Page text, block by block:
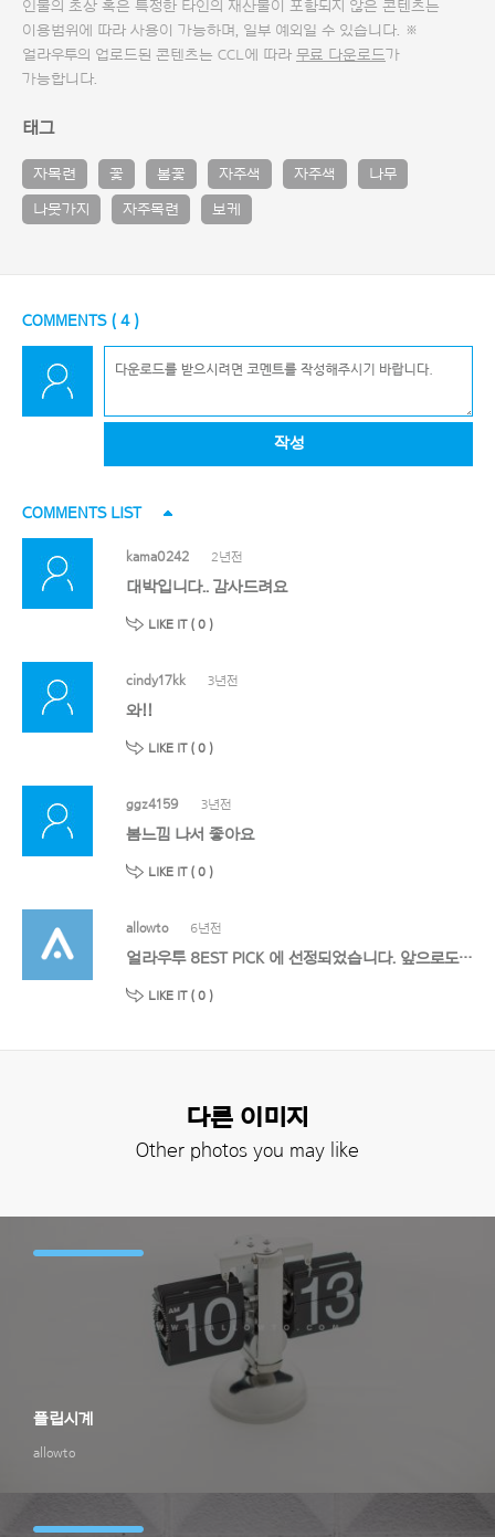
인물의 초상 혹은 특정한 타인의 재산물이 포함되지 않은 콘텐츠는
이용범위에 따라 사용이 가능하며, 일부 예외일 수 있습니다. ※
얼라우투의 업로드된 콘텐츠는 CCL에 따라 무료 다운로드가
가능합니다.
태그
자목련 꽃 봄꽃 자주색 자주색 나무
나뭇가지 자주목련 보케
COMMENTS ( 4)
작성
COMMENTS LIST
kama0242 2년전
대박입니다.. 감사드려요
LIKE IT ( 0 )
cindy17kk 3년전
와!!
LIKE IT ( 0 )
ggz4159 3년전
봄느낌 나서 좋아요
LIKE IT ( 0 )
allowto 6년전
얼라우투 8EST PICK 에 선정되었습니다. 앞으로도 멋진 작품 기대할게요!
LIKE IT ( 0 )
다른 이미지
Other photos you may like
allowto
플립시계